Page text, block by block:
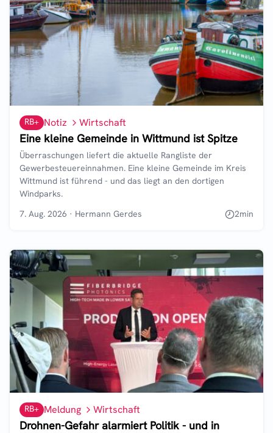
RB+ Notiz Wirtschaft
Eine kleine Gemeinde in Wittmund ist Spitze
Überraschungen liefert die aktuelle Rangliste der
Gewerbesteuereinnahmen. Eine kleine Gemeinde im Kreis
Wittmund ist führend - und das liegt an den dortigen
Windparks.
7. Aug. 2026 · Hermann Gerdes 2min
RB+ Meldung Wirtschaft
Drohnen-Gefahr alarmiert Politik - und in